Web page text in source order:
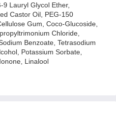
Lauryl Glycol Ether,
Castor Oil, PEG-150
Gum, Coco-Glucoside,
Chloride,
Benzoate, Tetrasodium
Potassium Sorbate,
Linalool